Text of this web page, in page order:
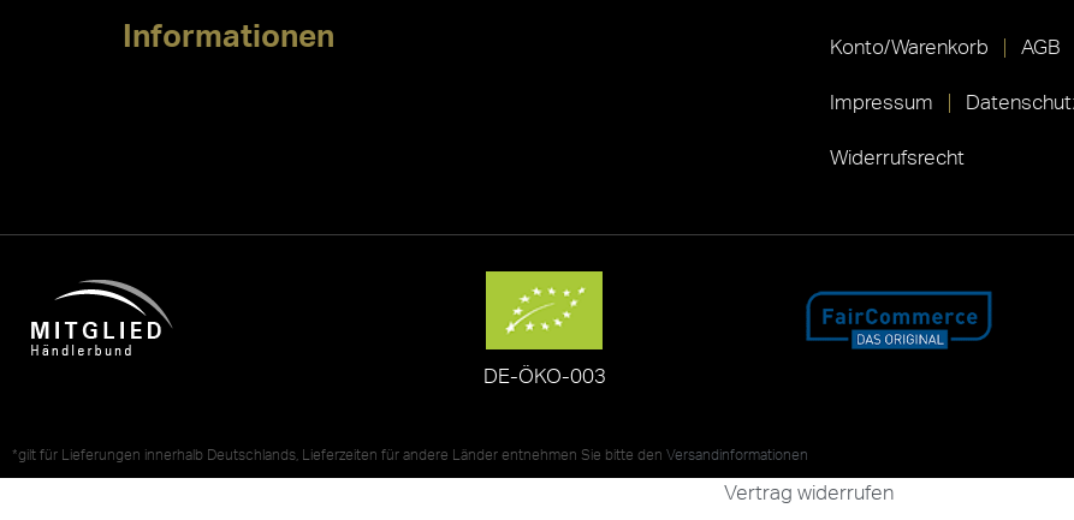
Informationen Konto/Warenkorb AGB
Impressum
Widerrufsrecht
DE-ÖKO-003
*gilt für Lieferungen innerhalb Deutschlands, Lieferzeiten für andere Länder entnehmen Sie bitte den Versandinformationen
Vertrag widerrufen